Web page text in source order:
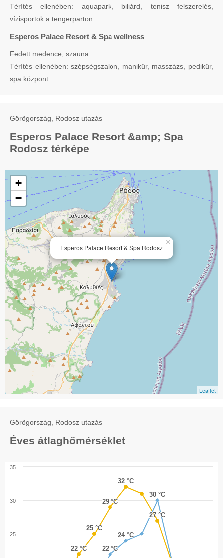
Térítés ellenében: aquapark, biliárd, tenisz felszerelés,
vízisportok a tengerparton
Esperos Palace Resort & Spa wellness
Fedett medence, szauna
Térítés ellenében: szépségszalon, manikűr, masszázs, pedikűr,
spa központ
Görögország, Rodosz utazás
Esperos Palace Resort &amp; Spa
Rodosz térképe
Esperos Palace Resort & Spa Rodosz
×
+
−
Leaflet
Görögország, Rodosz utazás
Éves átlaghőmérséklet
22 °C
22 °C
25 °C
25 °C
29 °C
29 °C
32 °C
32 °C
27 °C
27 °C
22 °C
22 °C
24 °C
24 °C
30 °C
30 °C
25
30
35